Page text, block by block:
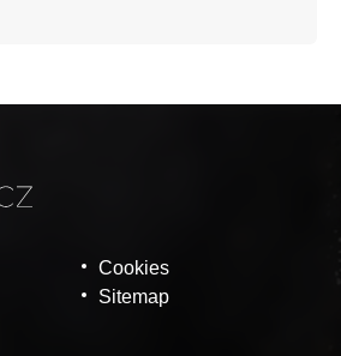
Cookies
Sitemap